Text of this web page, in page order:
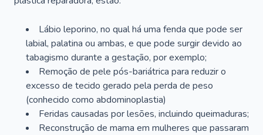
Lábio leporino, no qual há uma fenda que pode ser
labial, palatina ou ambas, e que pode surgir devido ao
tabagismo durante a gestação, por exemplo;
Remoção de pele pós-bariátrica para reduzir o
excesso de tecido gerado pela perda de peso
(conhecido como abdominoplastia)
Feridas causadas por lesões, incluindo queimaduras;
Reconstrução de mama em mulheres que passaram